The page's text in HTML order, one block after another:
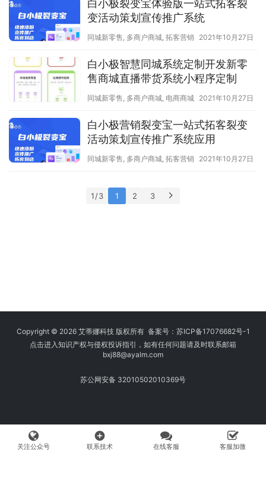
白小极裂变宝体验版一站式拓客裂
变活动策划宣传推广系统
同城新零售, 多商户商城, 拓客营销 2021年10月27日
白小极智慧同城系统定制开发新零
售商城直播带货系统小程序定制
同城新零售, 多商户商城, 电商商城 2021年10月27日
白小极营销裂变宝一站式拓客裂变
活动策划宣传推广系统应用
同城新零售, 多商户商城, 拓客营销 2021年10月27日
1 / 3 1 2 3
Copyright © 2026 艾蒂娜科技 版权所有 备案号： 苏ICP备17076682号-1
点击进入知识产权与侵权投诉指引，如有任何问题请及时联系邮箱
bxj88@ayalm.com
苏公网安备 32010502010369号
关注公众号
add_circle
联系技术 在线客服 客服加微